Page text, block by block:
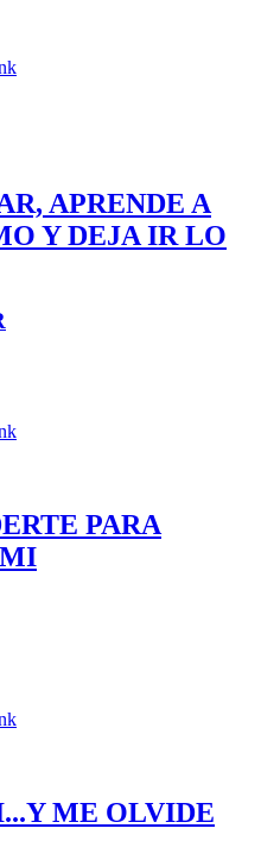
APRENDE A
Y DEJA IR LO
PARA
ME OLVIDE